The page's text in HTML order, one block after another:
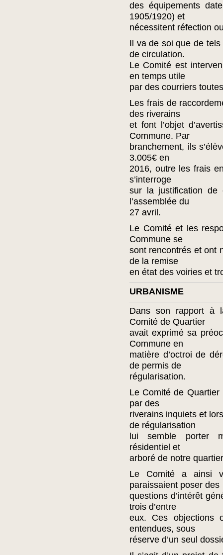
des équipements
1905/1920) et
nécessitent réfection
Il va de soi que de tels
de circulation.
Le Comité est
en temps utile
par des courriers
Les frais de
des riverains
et font l’objet
Commune. Par
branchement, ils
3.005€ en
2016, outre les frais
s’interroge
sur la justification de
l’assemblée du
27 avril.
Le Comité et les
Commune se
sont rencontrés et ont
de la remise
en état des voiries et
URBANISME
Dans son rapport à
Comité de Quartier
avait exprimé sa
Commune en
matière d’octroi de
de permis de
régularisation.
Le Comité de Quartier
par des
riverains inquiets et
de régularisation
lui semble porter
résidentiel et
arboré de notre
Le Comité a ainsi
paraissaient poser des
questions d’intérêt
trois d’entre
eux. Ces objections
entendues, sous
réserve d’un seul